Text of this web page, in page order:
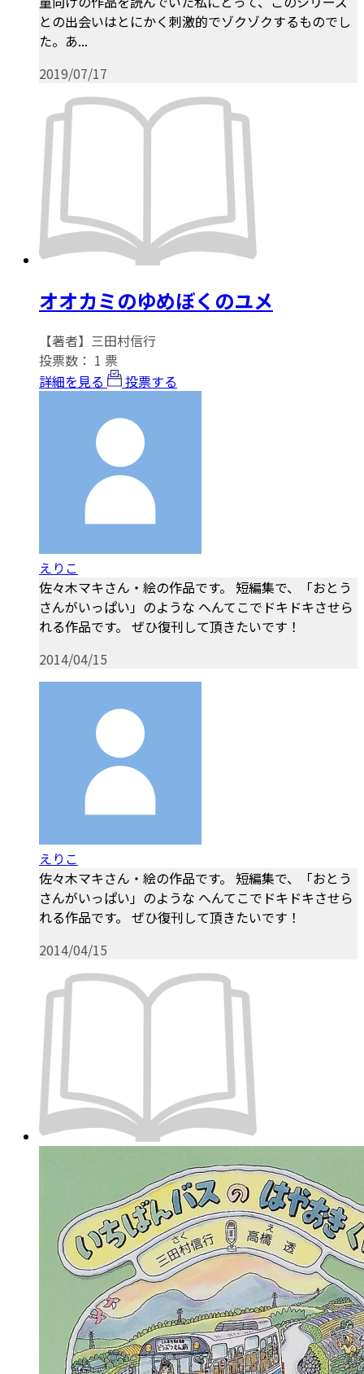
との出会いはとにかく刺激的でゾクゾクするものでし
た。あ...
2019/07/17
オオカミのゆめぼくのユメ
【著者】三田村信行
投票数： 1 票
詳細を見る
投票する
えりこ
佐々木マキさん・絵の作品です。 短編集で、「おとう
さんがいっぱい」のような へんてこでドキドキさせら
れる作品です。 ぜひ復刊して頂きたいです！
2014/04/15
えりこ
佐々木マキさん・絵の作品です。 短編集で、「おとう
さんがいっぱい」のような へんてこでドキドキさせら
れる作品です。 ぜひ復刊して頂きたいです！
2014/04/15